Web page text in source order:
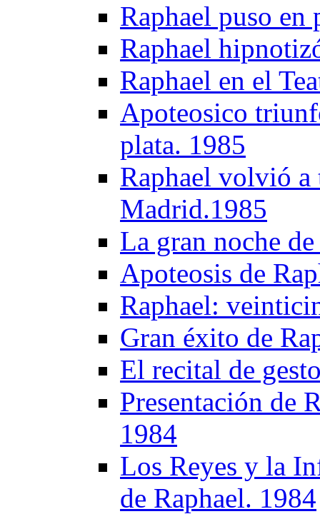
Raphael puso
Raphael
Raphael en el
Apoteosico
plata. 1985
Raphael volvió a
Madrid.1985
La gran noche
Apoteosis de
Raphael:
Gran éxito de
El recital de
Presentación de
1984
Los Reyes y la
de Raphael. 1984